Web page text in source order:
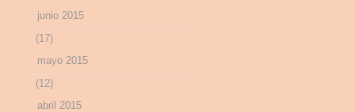
junio 2015
(17)
mayo 2015
(12)
abril 2015